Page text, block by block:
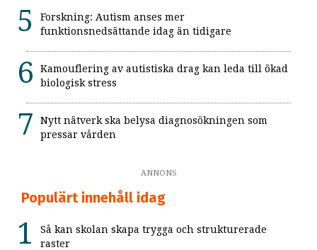
Forskning: Autism anses mer
funktionsnedsättande idag än tidigare
Kamouflering av autistiska drag kan leda till ökad
biologisk stress
Nytt nätverk ska belysa diagnosökningen som
pressar vården
ANNONS
Populärt innehåll idag
Så kan skolan skapa trygga och strukturerade
raster